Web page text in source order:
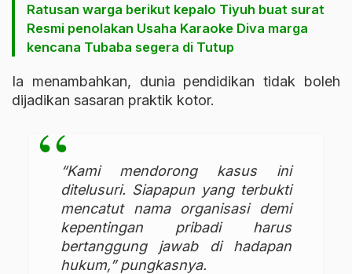
Ratusan warga berikut kepalo Tiyuh buat surat
Resmi penolakan Usaha Karaoke Diva marga
kencana Tubaba segera di Tutup
Ia menambahkan, dunia pendidikan tidak boleh
dijadikan sasaran praktik kotor.
“Kami mendorong kasus ini
ditelusuri. Siapapun yang terbukti
mencatut nama organisasi demi
kepentingan pribadi harus
bertanggung jawab di hadapan
hukum,” pungkasnya.